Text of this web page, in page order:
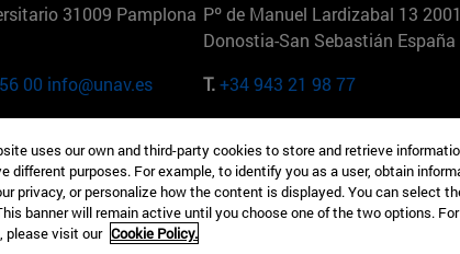
31009 Pamplona
00 info@unav.es
Pº de Manuel Lardizabal 13
Donostia-San Sebastián España
T.+34 943 21 98 77
Águila 3 28023
00
165 W 57th St 10019-2201
EE.UU
T.+1 646 346 8850
uses our own and third-party cookies to store and retrieve
different purposes. For example, to identify you as a user, obtain
privacy, or personalize how the content is displayed. You can select
banner will remain active until you choose one of the two options.
please visit our Cookie Policy.